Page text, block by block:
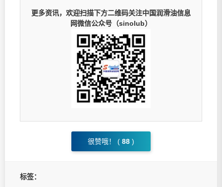
更多资讯，欢迎扫描下方二维码关注中国润滑油信息
网微信公众号（sinolub）
很赞哦！ ( 88 )
标签：